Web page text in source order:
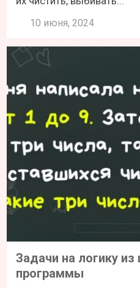
10 июня, 2024
Задачи на логику
программы